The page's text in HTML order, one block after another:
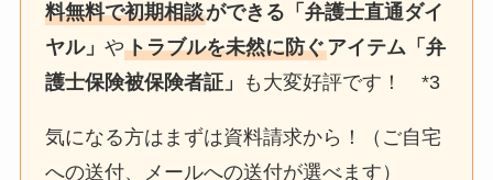
料無料で初期相談ができる「弁護士直通ダイ
ヤル」やトラブルを未然に防ぐアイテム「弁
護士保険被保険者証」
も大変好評です！ *3
気になる方はまずは資料請求から！（ご自宅
への送付、メールへの送付が選べます）